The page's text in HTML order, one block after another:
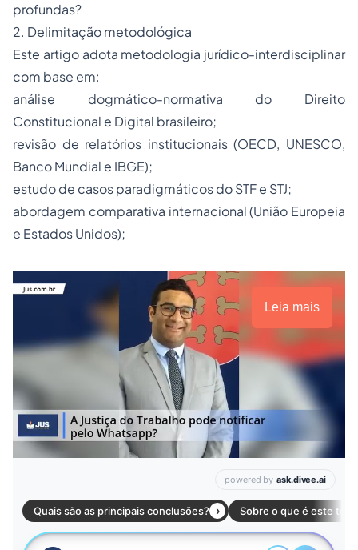
profundas?
2. Delimitação metodológica
Este artigo adota metodologia jurídico-interdisciplinar
com base em:
análise dogmático-normativa do Direito
Constitucional e Digital brasileiro;
revisão de relatórios institucionais (OECD, UNESCO,
Banco Mundial e IBGE);
estudo de casos paradigmáticos do STF e STJ;
abordagem comparativa internacional (União Europeia
e Estados Unidos);
Leia mais